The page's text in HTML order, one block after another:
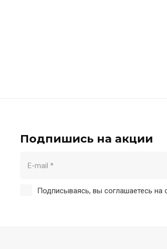
Подпишись на акции
Подписываясь, вы соглашаетесь на